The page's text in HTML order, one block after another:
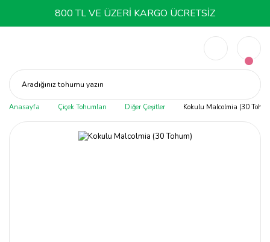
800 TL VE ÜZERİ KARGO ÜCRETSİZ
Aradığınız tohumu yazın
Anasayfa Çiçek Tohumları Diğer Çeşitler Kokulu Malcolmia (30